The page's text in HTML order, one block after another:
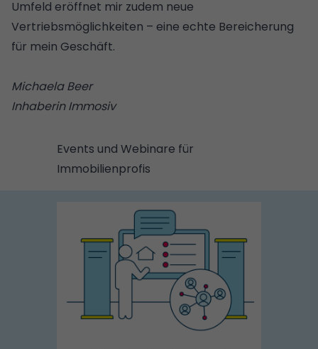
Umfeld eröffnet mir zudem neue
Vertriebsmöglichkeiten – eine echte Bereicherung
für mein Geschäft.
Michaela Beer
Inhaberin Immosiv
Events und Webinare für
Immobilienprofis